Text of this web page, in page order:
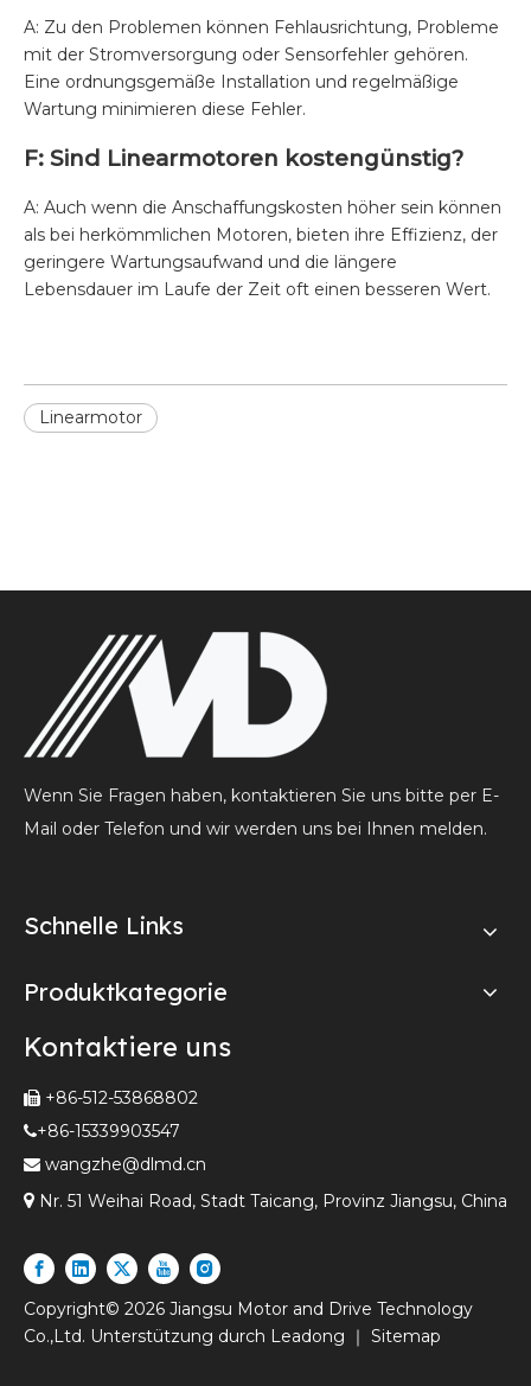
A: Zu den Problemen können Fehlausrichtung, Probleme
mit der Stromversorgung oder Sensorfehler gehören.
Eine ordnungsgemäße Installation und regelmäßige
Wartung minimieren diese Fehler.
F: Sind Linearmotoren kostengünstig?
A: Auch wenn die Anschaffungskosten höher sein können
als bei herkömmlichen Motoren, bieten ihre Effizienz, der
geringere Wartungsaufwand und die längere
Lebensdauer im Laufe der Zeit oft einen besseren Wert.
Linearmotor
Wenn Sie Fragen haben, kontaktieren Sie uns bitte per E-
Mail oder Telefon und wir werden uns bei Ihnen melden.
Schnelle Links
Produktkategorie
Kontaktiere uns
 +86-512-53868802
+86-15339903547
 wangzhe@dlmd.cn
 Nr. 51 Weihai Road, Stadt Taicang, Provinz Jiangsu, China
Copyright© 2026 Jiangsu Motor and Drive Technology
Co.,Ltd. Unterstützung durch Leadong ｜ Sitemap